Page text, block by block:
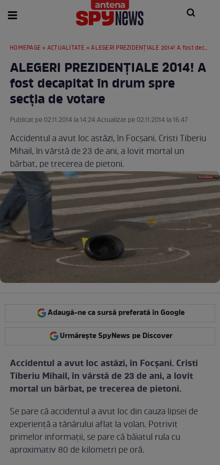
HOMEPAGE » ACTUALITATE » ALEGERI PREZIDENŢIALE 2014! A fost decapitat în drum spre secţia de votare
ALEGERI PREZIDENŢIALE 2014! A
fost decapitat în drum spre
secţia de votare
Publicat pe 02.11.2014 la 14:24 Actualizat pe 02.11.2014 la 16:47
Accidentul a avut loc astăzi, în Focşani. Cristi Tiberiu
Mihail, în vârstă de 23 de ani, a lovit mortal un
bărbat, pe trecerea de pietoni.
Adaugă-ne ca sursă preferată în Google
Urmărește SpyNews pe Discover
Accidentul a avut loc astăzi, în Focşani. Cristi
Tiberiu Mihail, în vârstă de 23 de ani, a lovit
mortal un bărbat, pe trecerea de pietoni.
Se pare că accidentul a avut loc din cauza lipsei de
experienţă a tânărului aflat la volan. Potrivit
primelor informaţii, se pare că băiatul rula cu
aproximativ 80 de kilometri pe oră.